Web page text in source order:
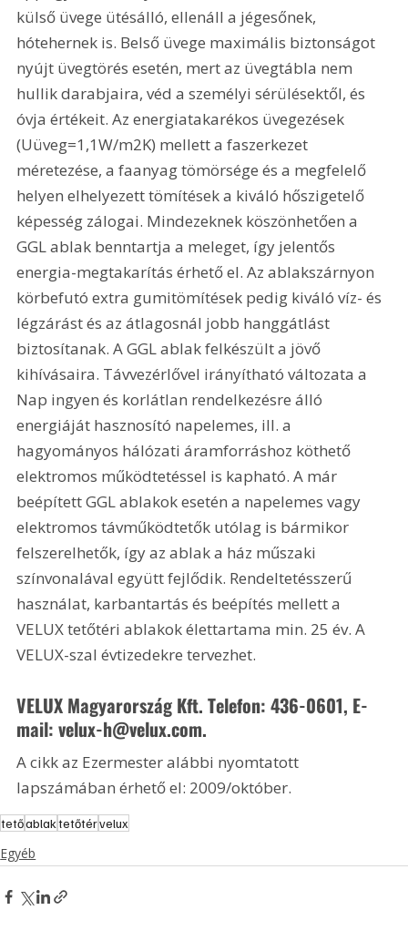
külső üvege ütésálló, ellenáll a jégesőnek,
hótehernek is. Belső üvege maximális biztonságot
nyújt üvegtörés esetén, mert az üvegtábla nem
hullik darabjaira, véd a személyi sérülésektől, és
óvja értékeit. Az energiatakarékos üvegezések
(Uüveg=1,1W/m2K) mellett a faszerkezet
méretezése, a faanyag tömörsége és a megfelelő
helyen elhelyezett tömítések a kiváló hőszigetelő
képesség zálogai. Mindezeknek köszönhetően a
GGL ablak benntartja a meleget, így jelentős
energia-megtakarítás érhető el. Az ablakszárnyon
körbefutó extra gumitömítések pedig kiváló víz- és
légzárást és az átlagosnál jobb hanggátlást
biztosítanak. A GGL ablak felkészült a jövő
kihívásaira. Távvezérlővel irányítható változata a
Nap ingyen és korlátlan rendelkezésre álló
energiáját hasznosító napelemes, ill. a
hagyományos hálózati áramforráshoz köthető
elektromos működtetéssel is kapható. A már
beépített GGL ablakok esetén a napelemes vagy
elektromos távműködtetők utólag is bármikor
felszerelhetők, így az ablak a ház műszaki
színvonalával együtt fejlődik. Rendeltetésszerű
használat, karbantartás és beépítés mellett a
VELUX tetőtéri ablakok élettartama min. 25 év. A
VELUX-szal évtizedekre tervezhet.
VELUX Magyarország Kft. Telefon: 436-0601, E-
mail: velux-h@velux.com.
A cikk az Ezermester alábbi nyomtatott
lapszámában érhető el: 2009/október.
tetőablaktetőtérvelux
Egyéb